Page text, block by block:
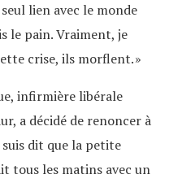
lien avec le monde
le pain. Vraiment, je
crise, ils morflent. »
infirmière libérale
a décidé de renoncer à
suis dit que la petite
tous les matins avec un